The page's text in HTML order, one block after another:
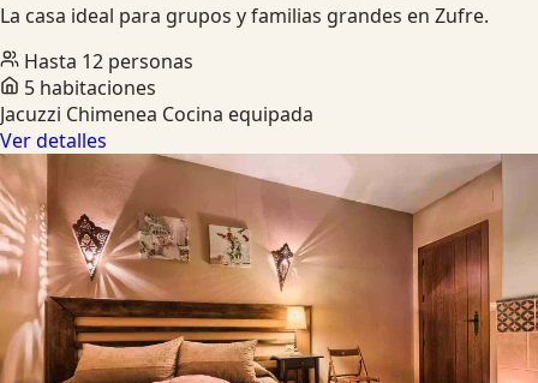
La casa ideal para grupos y familias grandes en Zufre.
Hasta 12 personas
5 habitaciones
Jacuzzi Chimenea Cocina equipada
Ver detalles